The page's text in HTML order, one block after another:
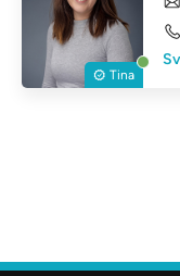
Tina